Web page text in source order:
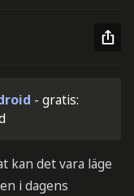
- gratis:
kan det vara läge
i dagens